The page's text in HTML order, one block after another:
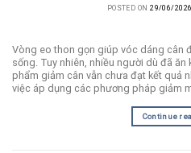
POSTED ON29/06/2026
Vòng eo thon gọn giúp vóc dáng cân
sống. Tuy nhiên, nhiều người dù đã
phẩm giảm cân vẫn chưa đạt kết quả
việc áp dụng các phương pháp giảm
Continue